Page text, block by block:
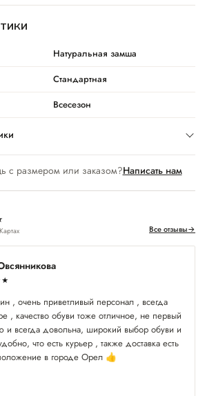
с размером или заказом?Написать нам
Все отзывы→
, очень приветливый персонал , всегда
, качество обуви тоже отличное, не первый
и всегда довольна, широкий выбор обуви и
что есть курьер , также доставка есть
в городе Орел 👍
Натуральная замша
Стандартная
Всесезон